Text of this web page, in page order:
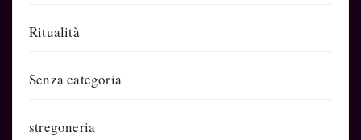
Ritualità
Senza categoria
stregoneria